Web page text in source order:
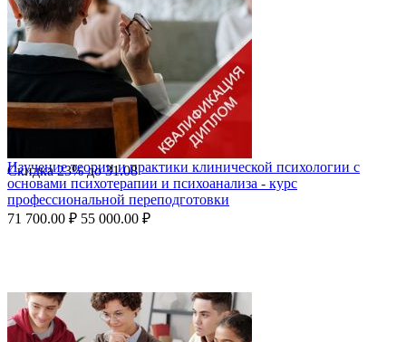
Скидка23%до31.08
Изучение теории и практики клинической психологии с
основами психотерапии и психоанализа - курс
профессиональной переподготовки
71 700.00 ₽ 55 000.00 ₽